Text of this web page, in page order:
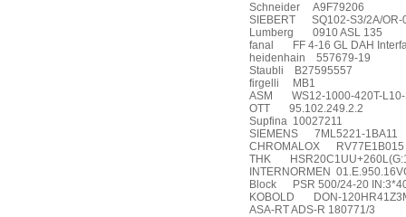
Schneider
A9F79206
SIEBERT
SQ102-S3/2A/OR-
Lumberg
0910 ASL 135
fanal
FF 4-16 GL DAH
heidenhain
557679-19
Staubli
B27595557
firgelli
MB1
ASM
WS12-1000-420T-
OTT
95.102.249.2.2
Supfina 10027211
SIEMENS
7ML5221-1BA11
CHROMALOX
RV77E1B015
THK
INTERNORMEN
Block
PSR 500/24-20
KOBOLD
DON-
ASA-RT ADS-R 180771/3